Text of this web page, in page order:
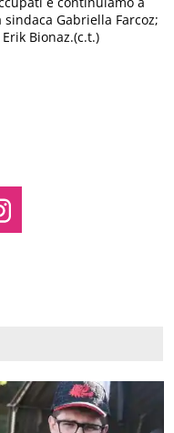
Gabriella Farcoz;
Bionaz.(c.t.)